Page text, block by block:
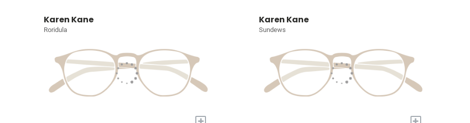
Karen Kane
Roridula
Karen Kane
Sundews